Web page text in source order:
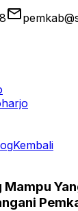
email
Kembali